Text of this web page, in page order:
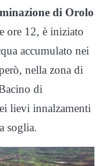
di Orolo
ore 12, è iniziato
accumulato nei
nella zona di
di
lievi innalzamenti
soglia.